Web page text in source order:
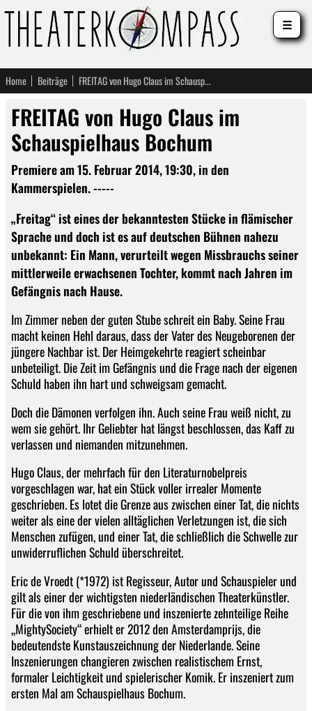
Home Beiträge FREITAG von Hugo Claus im Schauspielhaus Bochum
FREITAG von Hugo Claus im
Schauspielhaus Bochum
Premiere am 15. Februar 2014, 19:30, in den
Kammerspielen. -----
„Freitag“ ist eines der bekanntesten Stücke in flämischer
Sprache und doch ist es auf deutschen Bühnen nahezu
unbekannt: Ein Mann, verurteilt wegen Missbrauchs seiner
mittlerweile erwachsenen Tochter, kommt nach Jahren im
Gefängnis nach Hause.
Im Zimmer neben der guten Stube schreit ein Baby. Seine Frau
macht keinen Hehl daraus, dass der Vater des Neugeborenen der
jüngere Nachbar ist. Der Heimgekehrte reagiert scheinbar
unbeteiligt. Die Zeit im Gefängnis und die Frage nach der eigenen
Schuld haben ihn hart und schweigsam gemacht.
Doch die Dämonen verfolgen ihn. Auch seine Frau weiß nicht, zu
wem sie gehört. Ihr Geliebter hat längst beschlossen, das Kaff zu
verlassen und niemanden mitzunehmen.
Hugo Claus, der mehrfach für den Literaturnobelpreis
vorgeschlagen war, hat ein Stück voller irrealer Momente
geschrieben. Es lotet die Grenze aus zwischen einer Tat, die nichts
weiter als eine der vielen alltäglichen Verletzungen ist, die sich
Menschen zufügen, und einer Tat, die schließlich die Schwelle zur
unwiderruflichen Schuld überschreitet.
Eric de Vroedt (*1972) ist Regisseur, Autor und Schauspieler und
gilt als einer der wichtigsten niederländischen Theaterkünstler.
Für die von ihm geschriebene und inszenierte zehnteilige Reihe
„MightySociety“ erhielt er 2012 den Amsterdamprijs, die
bedeutendste Kunstauszeichnung der Niederlande. Seine
Inszenierungen changieren zwischen realistischem Ernst,
formaler Leichtigkeit und spielerischer Komik. Er inszeniert zum
ersten Mal am Schauspielhaus Bochum.
☰